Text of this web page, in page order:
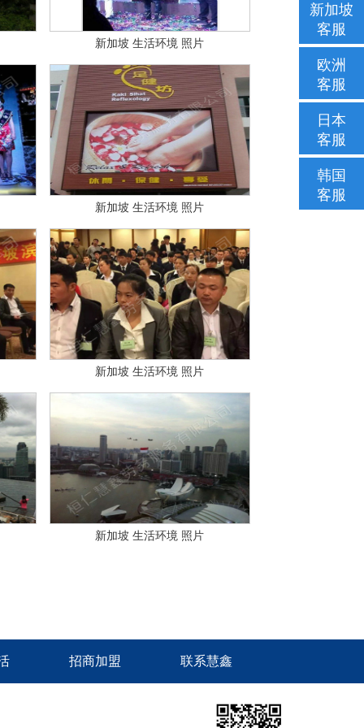
新加坡 生活环境 照片
新加坡 生活环境 照片
新加坡 生活环境 照片
新加坡 生活环境 照片
招商加盟 联系慧鑫
新加坡
客服
欧洲
客服
日本
客服
韩国
客服